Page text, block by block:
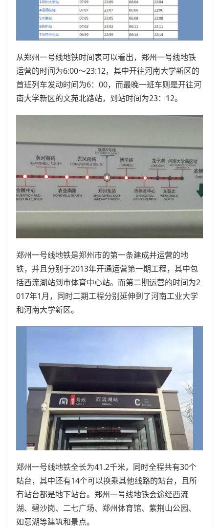
从郑州一号线地铁时间表可以看出，郑州一号线地铁
运营的时间为6:00～23:12，其中开往河南大学新区的
首班列车发动时间为6：00，而最晚一班车则是开往河
南大学新区的文苑北路站，到站时间为23：12。
郑州一号线地铁是郑州市的第一条建成并运营的地
铁，并且分别于2013年开通运营第一期工程，其中包
括西流湖站到市体育中心站。而第二期运营的时间为2
017年1月，同时二期工程分别延伸到了河南工业大学
和河南大学新区。
郑州一号线地铁全长为41.2千米，同时全程共有30个
站台，其中还有14个可以换乘其他线路的站台，且所
有站台都是地下站台。郑州一号线地铁会途经西流
湖、碧沙岗、二七广场、郑州体育馆、紫荆山公园、
如意湖等建筑和景点。